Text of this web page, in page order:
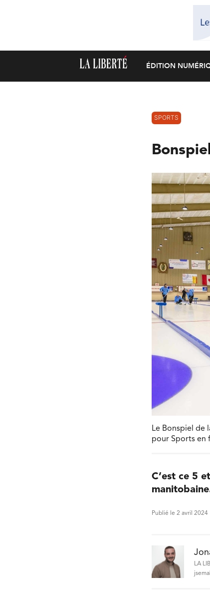
ÉDITION
SPORTS
Le Bonspiel de
pour Sports en
C’est ce 5
Publié le 2 avril 2024
LA